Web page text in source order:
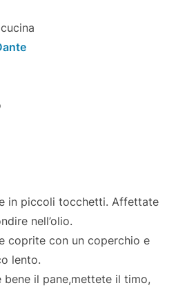
in piccoli tocchetti. Affettate
nell’olio.
coprite con un coperchio e
lento.
il pane,mettete il timo,